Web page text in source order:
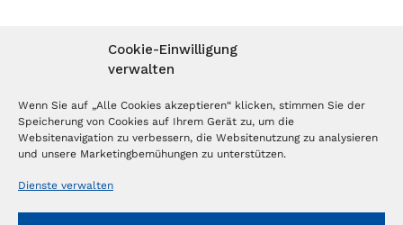
Cookie-Einwilligung
verwalten
Wenn Sie auf „Alle Cookies akzeptieren“ klicken, stimmen Sie der
Speicherung von Cookies auf Ihrem Gerät zu, um die
Websitenavigation zu verbessern, die Websitenutzung zu analysieren
und unsere Marketingbemühungen zu unterstützen.
Dienste verwalten